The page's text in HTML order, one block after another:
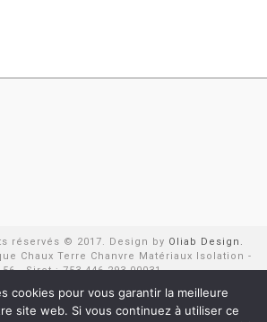
réservés © 2017. Design by Oliab Design.
Chaux Terre Chanvre Matériaux Isolation -
- Siret : 753 446 293 00031
et isolation thermique et isolation par
Ecologique, Construction écologique,
cookies pour vous garantir la meilleure
site web. Si vous continuez à utiliser ce